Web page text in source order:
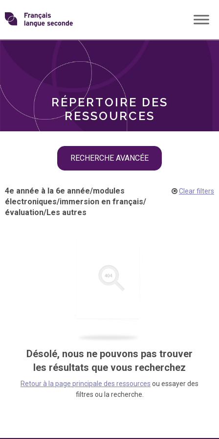
Skip
toTransformons
langue
RÉPERTOIRE DES
RESSOURCES
RECHERCHE AVANCÉE
THÈMES
4e année à la 6e année/modules
électroniques/immersion en français/
évaluation/Les autres
Clear filters
Désolé, nous ne pouvons pas trouver
les résultats que vous recherchez
Retour à la page principale des ressources ou essayer des
filtres ou la recherche.